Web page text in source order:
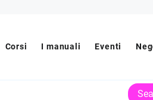
Corsi I manuali Eventi